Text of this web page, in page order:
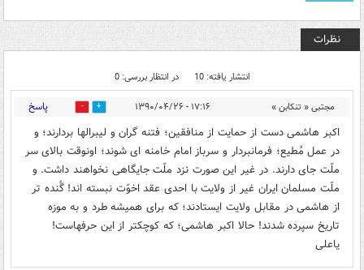
نظرات
انتشار یافته: 10 در انتظار بررسی: 0
مجتبی « تنکابن » ۱۷:۱۶ - ۱۳۹۰/۰۴/۲۶ 0 پاسخ
اکبر هاشمی دست از حمایت از منافقین؛ فتنه گران و لیبرالها بردارند؛ و
در عمل مُطیع؛ فرمانبردار و سرباز امام خامنه ای شوند؛ اونوقت بالای سر
ملّت جای دارند. در غیر این صورت نزد ملّت جایگاهی نخواهند داشت. و
ملّت مسلمان ایران غیر از ولایت با احدی عقد اخوّت نبسته اند! گُنده تر
از هاشمی در مقابل ولایت ایستادند؛ که برای همیشه طرد و به موزه
تاریخ سپرده شدند! حالا اکبر هاشمی؛ که کوچکتر از این حرفهاست!
یاعلی